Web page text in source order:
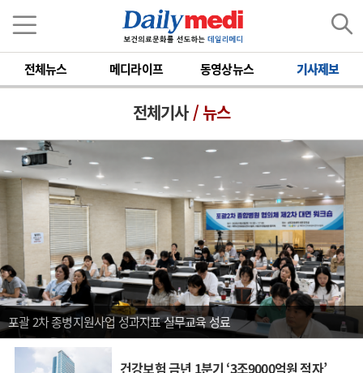
전체뉴스 메디라이프 동영상뉴스 기사제보
전체기사/ 뉴스
포괄 2차 종병지원사업 성과지표 실무교육 성료
건강보험 금년 1분기 ‘3조9000억원 적자’